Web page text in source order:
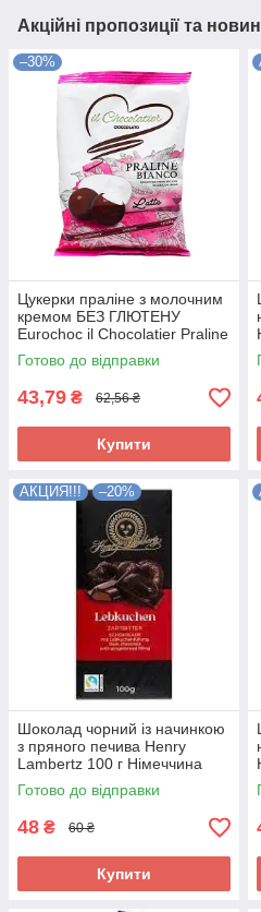
Акційні пропозиції та
–30%
Цукерки праліне з молочним
кремом БЕЗ ГЛЮТЕНУ
Eurochoc il Chocolatier Praline
Bianco 100г Іспанія
Готово до відправки
43,79 ₴ 62,56 ₴
Купити
АКЦИЯ!!! –20%
Шоколад чорний із начинкою
з пряного печива Henry
Lambertz 100 г Німеччина
Готово до відправки
48 ₴ 60 ₴
Купити